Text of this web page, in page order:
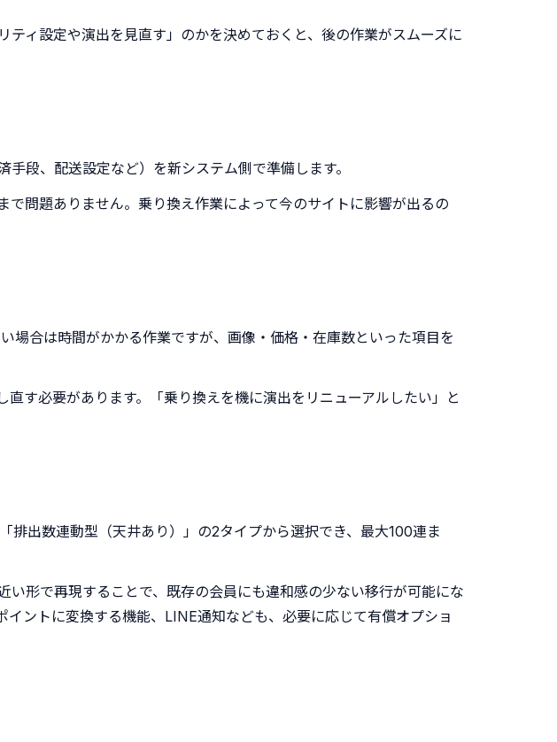
ィ設定や演出を見直す」のかを決めておくと、後の作業がスムーズに
段、配送設定など）を新システム側で準備します。
で問題ありません。乗り換え作業によって今のサイトに影響が出るの
場合は時間がかかる作業ですが、画像・価格・在庫数といった項目を
す必要があります。「乗り換えを機に演出をリニューアルしたい」と
出数連動型（天井あり）」の2タイプから選択でき、最大100連ま
形で再現することで、既存の会員にも違和感の少ない移行が可能にな
ントに変換する機能、LINE通知なども、必要に応じて有償オプショ